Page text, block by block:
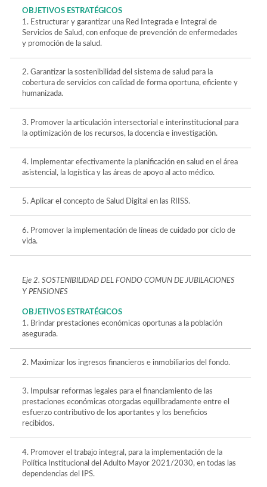
OBJETIVOS ESTRATÉGICOS
1. Estructurar y garantizar una Red Integrada e Integral de
Servicios de Salud, con enfoque de prevención de enfermedades
y promoción de la salud.
2. Garantizar la sostenibilidad del sistema de salud para la
cobertura de servicios con calidad de forma oportuna, eficiente y
humanizada.
3. Promover la articulación intersectorial e interinstitucional para
la optimización de los recursos, la docencia e investigación.
4. Implementar efectivamente la planificación en salud en el área
asistencial, la logística y las áreas de apoyo al acto médico.
5. Aplicar el concepto de Salud Digital en las RIISS.
6. Promover la implementación de líneas de cuidado por ciclo de
vida.
Eje 2. SOSTENIBILIDAD DEL FONDO COMUN DE JUBILACIONES
Y PENSIONES
OBJETIVOS ESTRATÉGICOS
1. Brindar prestaciones económicas oportunas a la población
asegurada.
2. Maximizar los ingresos financieros e inmobiliarios del fondo.
3. Impulsar reformas legales para el financiamiento de las
prestaciones económicas otorgadas equilibradamente entre el
esfuerzo contributivo de los aportantes y los beneficios
recibidos.
4. Promover el trabajo integral, para la implementación de la
Política Institucional del Adulto Mayor 2021/2030, en todas las
dependencias del IPS.